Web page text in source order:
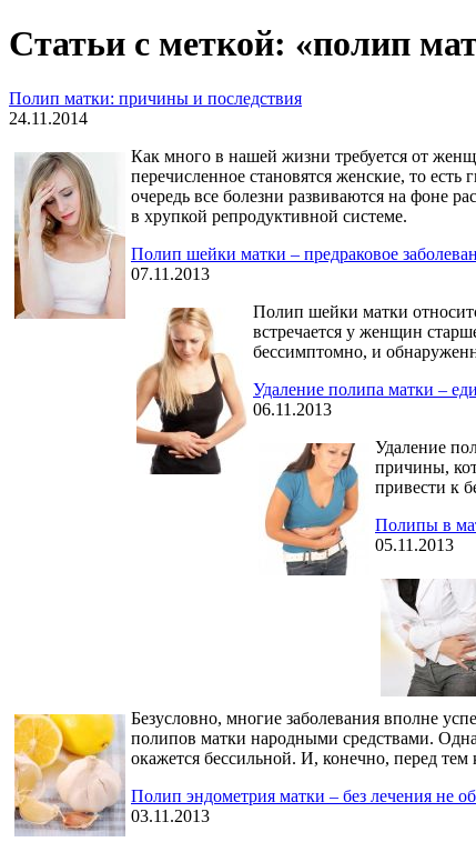
Статьи с меткой: «полип
Полип матки: причины и последствия
24.11.2014
Как много в нашей жизни требуется от
перечисленное становятся женские, то
очередь все болезни развиваются на фоне
в хрупкой репродуктивной системе.
Полип шейки матки – предраковое
07.11.2013
Полип шейки матки
встречается у женщин
бессимптомно, и
Удаление полипа матки –
06.11.2013
Удаление
причины,
привести к
Полипы в
05.11.2013
Безусловно, многие заболевания вполне
полипов матки народными средствами.
окажется бессильной. И, конечно, перед тем
Полип эндометрия матки – без лечения не
03.11.2013